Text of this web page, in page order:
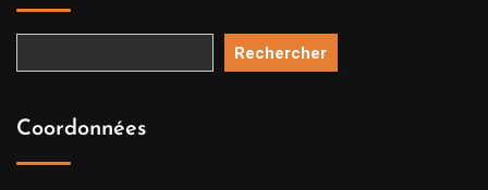
Rechercher
Coordonnées